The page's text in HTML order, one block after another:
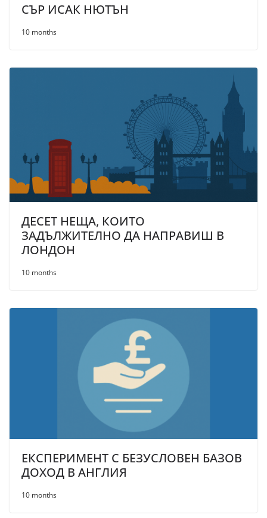
СЪР ИСАК НЮТЪН
10 months
ДЕСЕТ НЕЩА, КОИТО
ЗАДЪЛЖИТЕЛНО ДА НАПРАВИШ В
ЛОНДОН
10 months
ЕКСПЕРИМЕНТ С БЕЗУСЛОВЕН БАЗОВ
ДОХОД В АНГЛИЯ
10 months